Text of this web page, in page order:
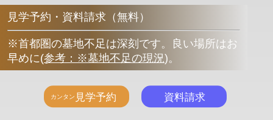
見学予約・資料請求（無料）
※首都圏の墓地不足は深刻です。良い場所はお
早めに(参考：※墓地不足の現況)。